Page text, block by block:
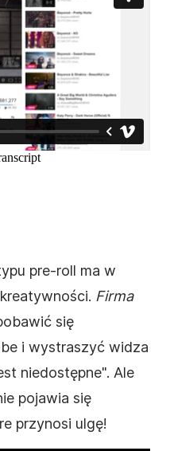
pre-roll ma w
Firma
się
i wystraszyć widza
niedostępne". Ale
pojawia się
przynosi ulgę!